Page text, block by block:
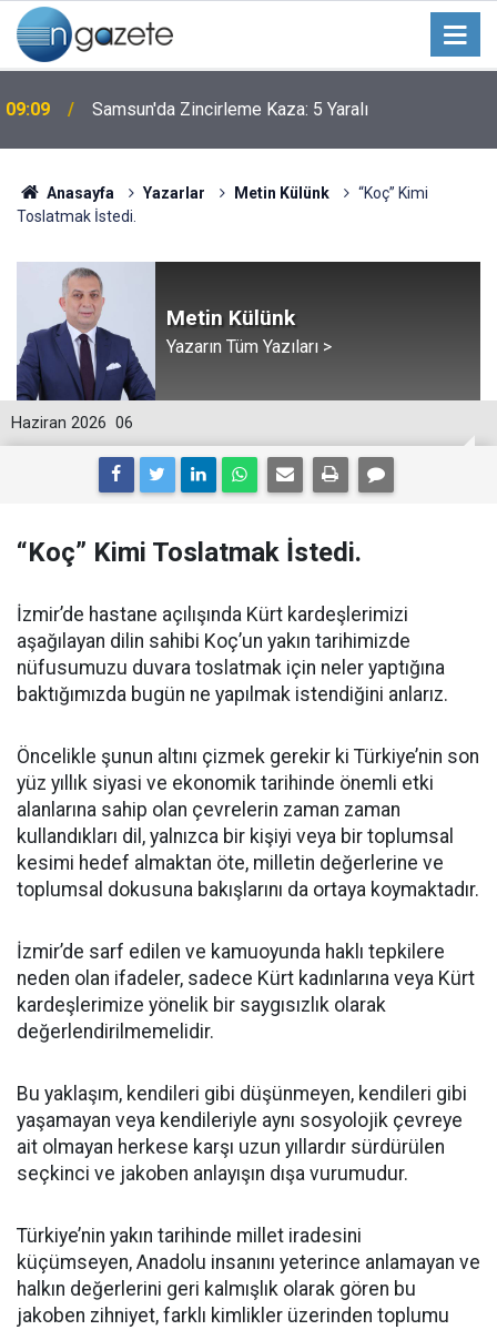
09:09 Samsun'da Zincirleme Kaza: 5 Yaralı
Anasayfa Yazarlar Metin Külünk
“Koç” Kimi
Toslatmak İstedi.
Metin Külünk
Yazarın Tüm Yazıları >
06
Haziran 2026
“Koç” Kimi Toslatmak İstedi.
İzmir’de hastane açılışında Kürt kardeşlerimizi
aşağılayan dilin sahibi Koç’un yakın tarihimizde
nüfusumuzu duvara toslatmak için neler yaptığına
baktığımızda bugün ne yapılmak istendiğini anlarız.
Öncelikle şunun altını çizmek gerekir ki Türkiye’nin son
yüz yıllık siyasi ve ekonomik tarihinde önemli etki
alanlarına sahip olan çevrelerin zaman zaman
kullandıkları dil, yalnızca bir kişiyi veya bir toplumsal
kesimi hedef almaktan öte, milletin değerlerine ve
toplumsal dokusuna bakışlarını da ortaya koymaktadır.
İzmir’de sarf edilen ve kamuoyunda haklı tepkilere
neden olan ifadeler, sadece Kürt kadınlarına veya Kürt
kardeşlerimize yönelik bir saygısızlık olarak
değerlendirilmemelidir.
Bu yaklaşım, kendileri gibi düşünmeyen, kendileri gibi
yaşamayan veya kendileriyle aynı sosyolojik çevreye
ait olmayan herkese karşı uzun yıllardır sürdürülen
seçkinci ve jakoben anlayışın dışa vurumudur.
Türkiye’nin yakın tarihinde millet iradesini
küçümseyen, Anadolu insanını yeterince anlamayan ve
halkın değerlerini geri kalmışlık olarak gören bu
jakoben zihniyet, farklı kimlikler üzerinden toplumu